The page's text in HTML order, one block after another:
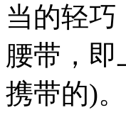
当的轻
腰带，
携带的)。